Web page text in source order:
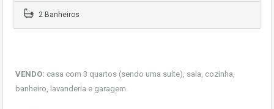
2 Banheiros
VENDO: casa com 3 quartos (sendo uma suíte), sala, cozinha,
banheiro, lavanderia e garagem.